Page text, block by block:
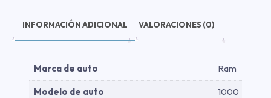
INFORMACIÓN ADICIONAL VALORACIONES (0)
Marca de auto Ram
Modelo de auto 1000